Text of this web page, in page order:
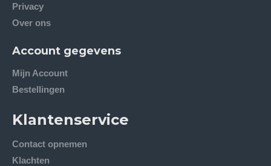
Privacy
Over ons
Account gegevens
Mijn Account
Bestellingen
Klantenservice
Contact opnemen
Klachten